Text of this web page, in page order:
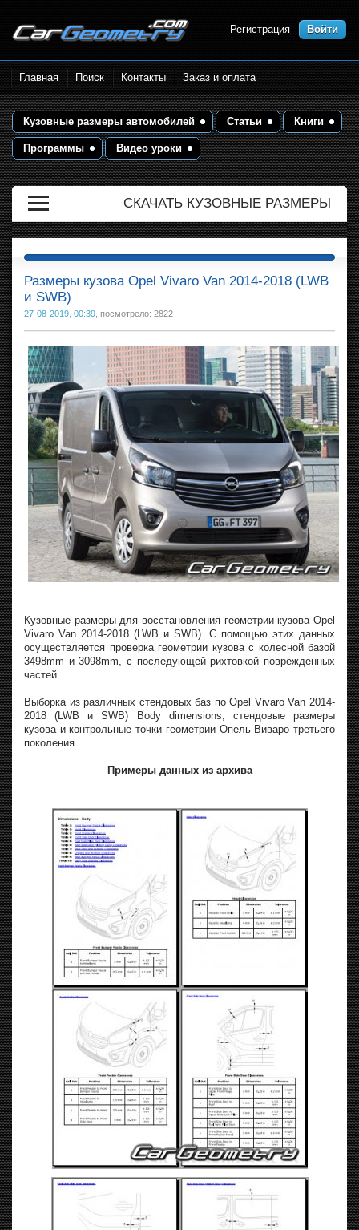
Размеры кузова автомобилей.
Контрольные точки и кузовные
размеры. Геометрия кузова
Регистрация Войти
Главная Поиск Контакты Заказ и оплата
Кузовные размеры автомобилей Статьи Книги
Программы Видео уроки
СКАЧАТЬ КУЗОВНЫЕ РАЗМЕРЫ
Размеры кузова Opel Vivaro Van 2014-2018 (LWB
и SWB)
27-08-2019, 00:39 , посмотрело: 2822
Кузовные размеры для восстановления геометрии кузова Opel
Vivaro Van 2014-2018 (LWB и SWB). С помощью этих данных
осуществляется проверка геометрии кузова с колесной базой
3498mm и 3098mm, с последующей рихтовкой поврежденных
частей.
Выборка из различных стендовых баз по Opel Vivaro Van 2014-
2018 (LWB и SWB) Body dimensions, стендовые размеры
кузова и контрольные точки геометрии Опель Виваро третьего
поколения.
Примеры данных из архива